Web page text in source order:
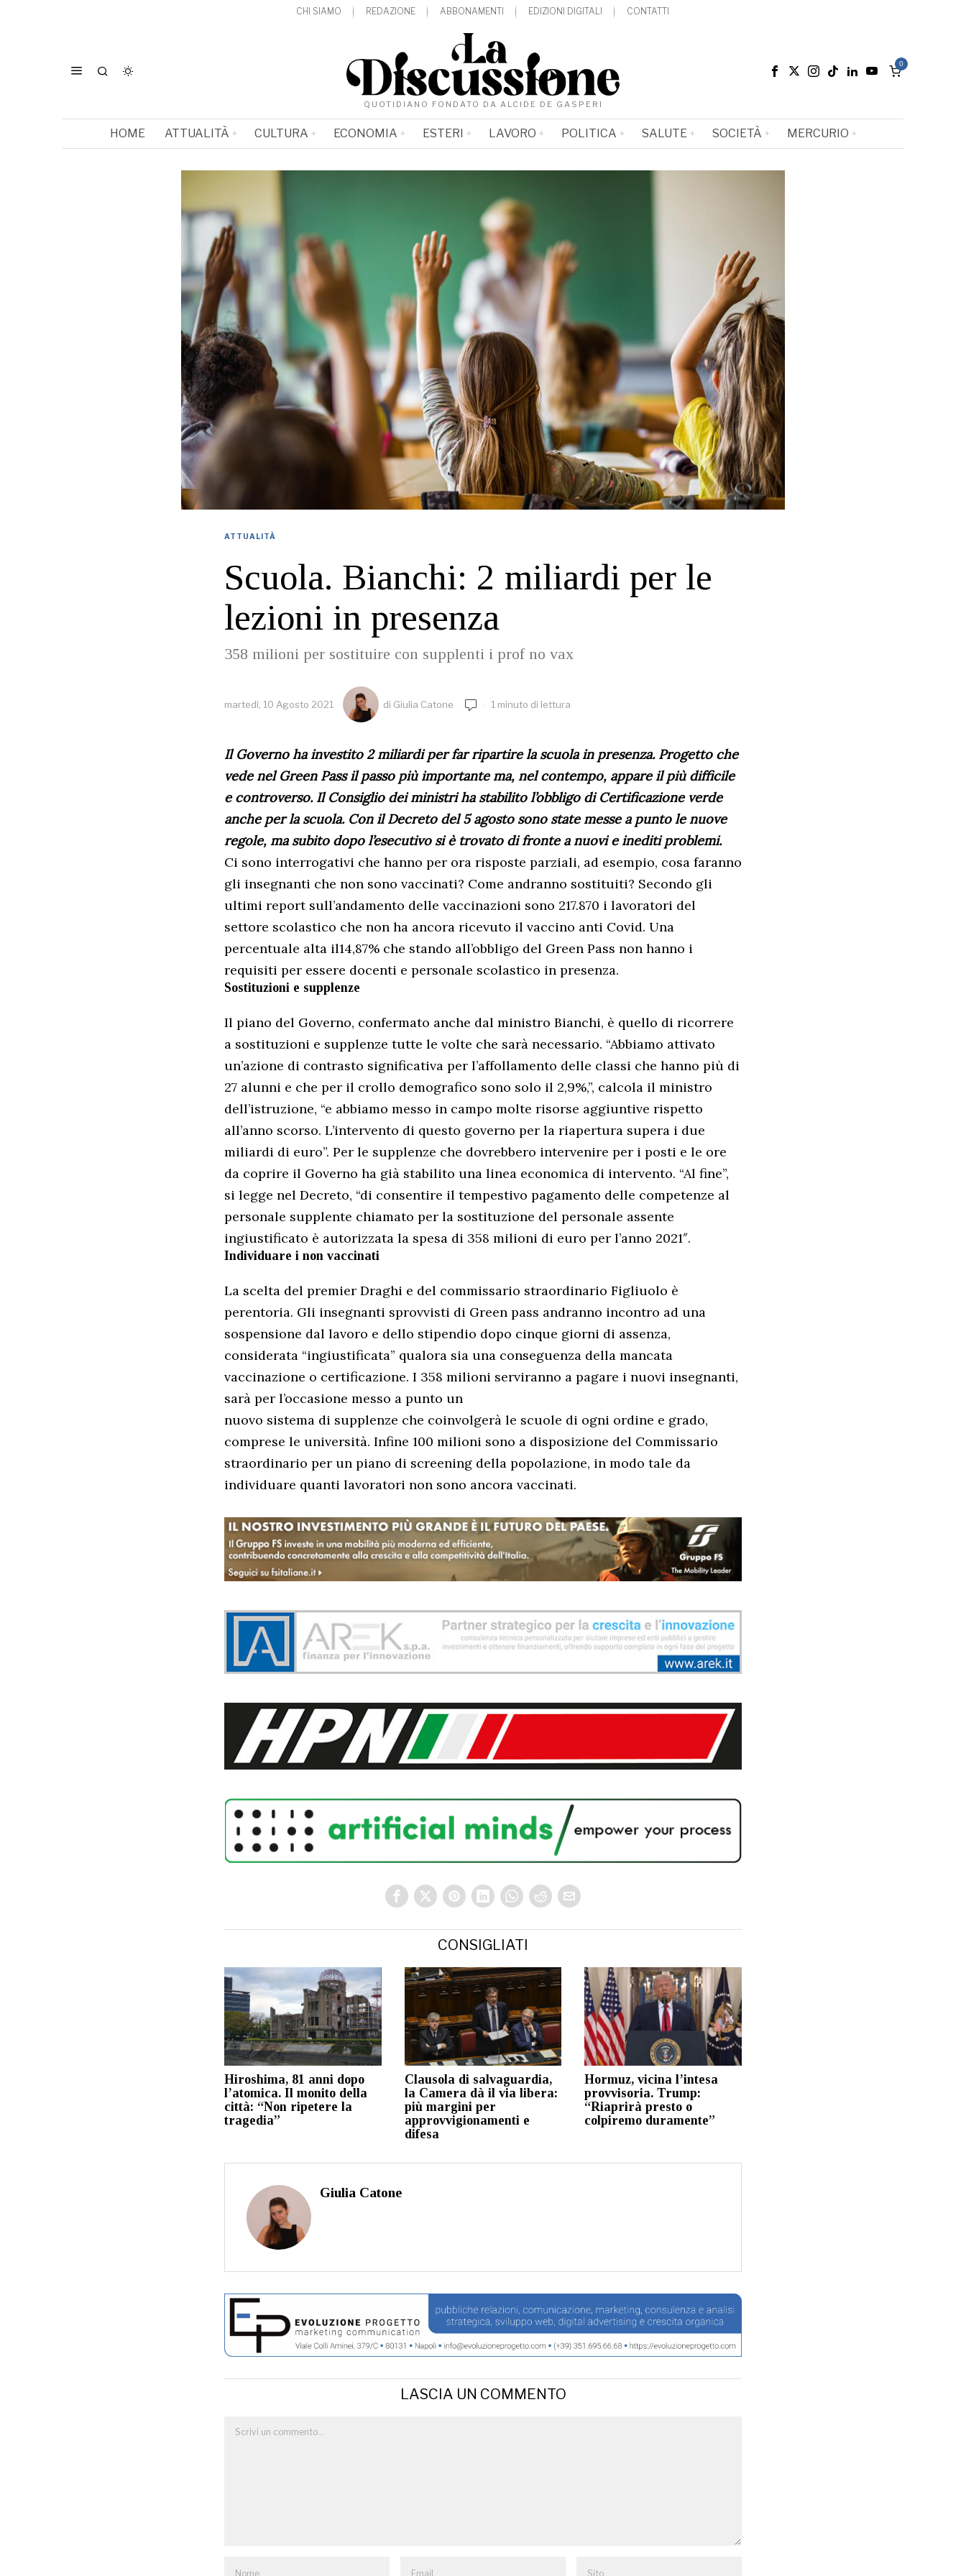
CHI SIAMO REDAZIONE ABBONAMENTI EDIZIONI DIGITALI CONTATTI
QUOTIDIANO FONDATO DA ALCIDE DE GASPERI
0
HOME ATTUALITÀ CULTURA ECONOMIA ESTERI LAVORO POLITICA SALUTE SOCIETÀ MERCURIO
ATTUALITÀ
Scuola. Bianchi: 2 miliardi per le
lezioni in presenza
358 milioni per sostituire con supplenti i prof no vax
martedì, 10 Agosto 2021 di Giulia Catone 1 minuto di lettura
Il Governo ha investito 2 miliardi per far ripartire la scuola in presenza. Progetto che
vede nel Green Pass il passo più importante ma, nel contempo, appare il più difficile
e controverso. Il Consiglio dei ministri ha stabilito l’obbligo di Certificazione verde
anche per la scuola. Con il Decreto del 5 agosto sono state messe a punto le nuove
regole, ma subito dopo l’esecutivo si è trovato di fronte a nuovi e inediti problemi.
Ci sono interrogativi che hanno per ora risposte parziali, ad esempio, cosa faranno
gli insegnanti che non sono vaccinati? Come andranno sostituiti? Secondo gli
ultimi report sull’andamento delle vaccinazioni sono 217.870 i lavoratori del
settore scolastico che non ha ancora ricevuto il vaccino anti Covid. Una
percentuale alta il14,87% che stando all’obbligo del Green Pass non hanno i
requisiti per essere docenti e personale scolastico in presenza.
Sostituzioni e supplenze
Il piano del Governo, confermato anche dal ministro Bianchi, è quello di ricorrere
a sostituzioni e supplenze tutte le volte che sarà necessario. “Abbiamo attivato
un’azione di contrasto significativa per l’affollamento delle classi che hanno più di
27 alunni e che per il crollo demografico sono solo il 2,9%,”, calcola il ministro
dell’istruzione, “e abbiamo messo in campo molte risorse aggiuntive rispetto
all’anno scorso. L’intervento di questo governo per la riapertura supera i due
miliardi di euro”. Per le supplenze che dovrebbero intervenire per i posti e le ore
da coprire il Governo ha già stabilito una linea economica di intervento. “Al fine”,
si legge nel Decreto, “di consentire il tempestivo pagamento delle competenze al
personale supplente chiamato per la sostituzione del personale assente
ingiustificato è autorizzata la spesa di 358 milioni di euro per l’anno 2021″.
Individuare i non vaccinati
La scelta del premier Draghi e del commissario straordinario Figliuolo è
perentoria. Gli insegnanti sprovvisti di Green pass andranno incontro ad una
sospensione dal lavoro e dello stipendio dopo cinque giorni di assenza,
considerata “ingiustificata” qualora sia una conseguenza della mancata
vaccinazione o certificazione. I 358 milioni serviranno a pagare i nuovi insegnanti,
sarà per l’occasione messo a punto un
nuovo sistema di supplenze che coinvolgerà le scuole di ogni ordine e grado,
comprese le università. Infine 100 milioni sono a disposizione del Commissario
straordinario per un piano di screening della popolazione, in modo tale da
individuare quanti lavoratori non sono ancora vaccinati.
CONSIGLIATI
Hiroshima, 81 anni dopo
l’atomica. Il monito della
città: “Non ripetere la
tragedia”
Clausola di salvaguardia,
la Camera dà il via libera:
più margini per
approvvigionamenti e
difesa
Hormuz, vicina l’intesa
provvisoria. Trump:
“Riaprirà presto o
colpiremo duramente”
Giulia Catone
LASCIA UN COMMENTO